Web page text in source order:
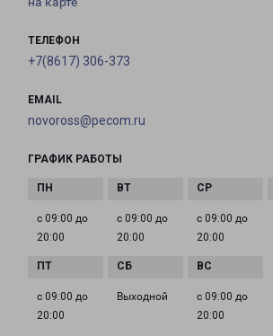
ТЕЛЕФОН
+7(8617) 306-373
EMAIL
novoross@pecom.ru
ГРАФИК РАБОТЫ
с 09:00 до
20:00
с 09:00 до
20:00
с 09:00 до
20:00
с 09:00 до
20:00
Выходной
с 09:00 до
20:00